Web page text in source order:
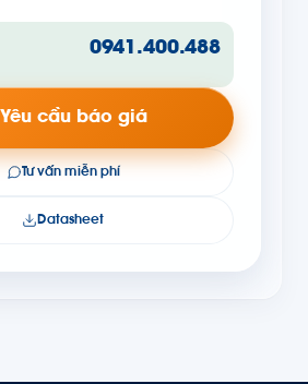
0941.400.488
Yêu cầu báo giá
Tư vấn miễn phí
Datasheet